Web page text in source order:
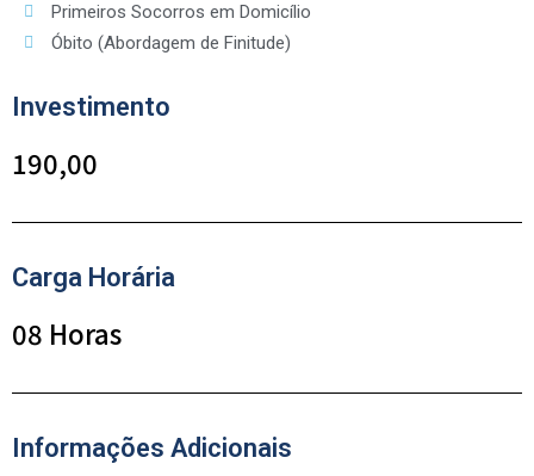
Primeiros Socorros em Domicílio
Óbito (Abordagem de Finitude)
Investimento
190,00
Carga Horária
08 Horas
Informações Adicionais